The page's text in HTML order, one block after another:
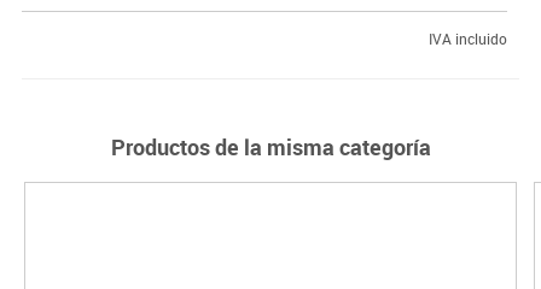
IVA incluido
Productos de la misma categoría